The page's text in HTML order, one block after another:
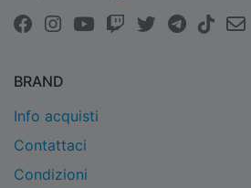
BRAND
Info acquisti
Contattaci
Condizioni